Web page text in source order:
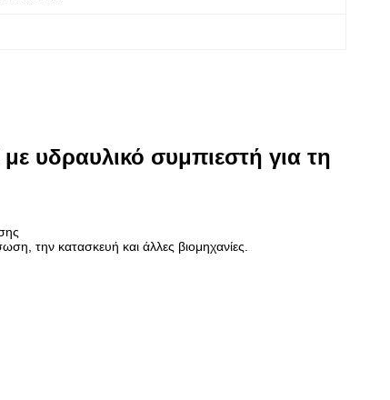
υδραυλικό συμπιεστή για τη
την κατασκευή και άλλες βιομηχανίες.